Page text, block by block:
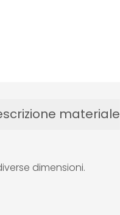
materiale
dimensioni.